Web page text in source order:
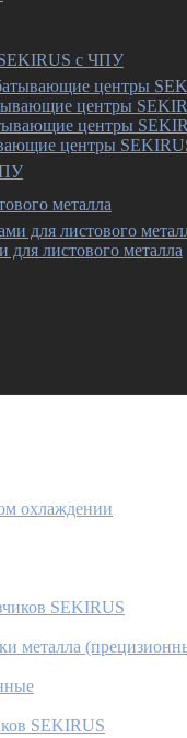
с ЧПУ
центры
центры
металла
для листового металла
охлаждении
SEKIRUS
металла
SEKIRUS